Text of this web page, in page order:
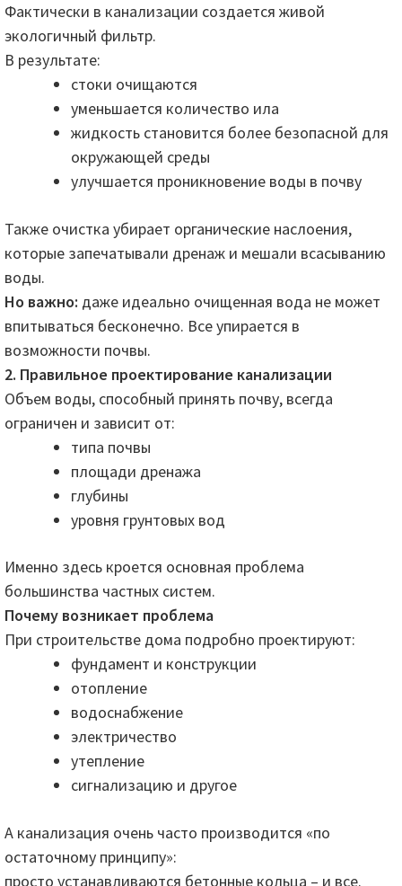
Фактически в канализации создается живой
экологичный фильтр.
В результате:
стоки очищаются
уменьшается количество ила
жидкость становится более безопасной для
окружающей среды
улучшается проникновение воды в почву
Также очистка убирает органические наслоения,
которые запечатывали дренаж и мешали всасыванию
воды.
Но важно: даже идеально очищенная вода не может
впитываться бесконечно. Все упирается в
возможности почвы.
2. Правильное проектирование канализации
Объем воды, способный принять почву, всегда
ограничен и зависит от:
типа почвы
площади дренажа
глубины
уровня грунтовых вод
Именно здесь кроется основная проблема
большинства частных систем.
Почему возникает проблема
При строительстве дома подробно проектируют:
фундамент и конструкции
отопление
водоснабжение
электричество
утепление
сигнализацию и другое
А канализация очень часто производится «по
остаточному принципу»:
просто устанавливаются бетонные кольца – и все.